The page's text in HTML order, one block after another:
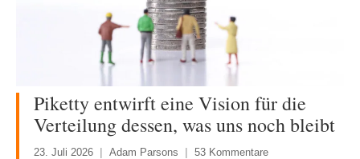
Piketty entwirft eine Vision für die
Verteilung dessen, was uns noch bleibt
23. Juli 2026 Adam Parsons 53 Kommentare